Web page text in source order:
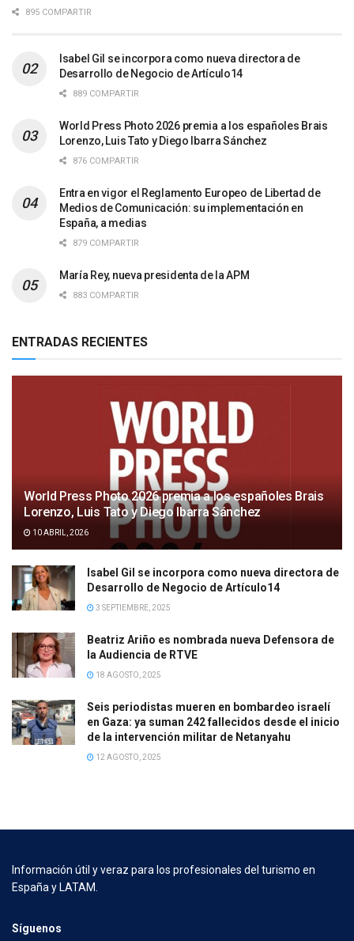
895 COMPARTIR
Isabel Gil se incorpora como nueva directora de
Desarrollo de Negocio de Artículo14
889 COMPARTIR
World Press Photo 2026 premia a los españoles Brais
Lorenzo, Luis Tato y Diego Ibarra Sánchez
876 COMPARTIR
Entra en vigor el Reglamento Europeo de Libertad de
Medios de Comunicación: su implementación en
España, a medias
879 COMPARTIR
María Rey, nueva presidenta de la APM
883 COMPARTIR
ENTRADAS RECIENTES
World Press Photo 2026 premia a los españoles Brais
Lorenzo, Luis Tato y Diego Ibarra Sánchez
10 ABRIL, 2026
Isabel Gil se incorpora como nueva directora de
Desarrollo de Negocio de Artículo14
3 SEPTIEMBRE, 2025
Beatriz Ariño es nombrada nueva Defensora de
la Audiencia de RTVE
18 AGOSTO, 2025
Seis periodistas mueren en bombardeo israelí
en Gaza: ya suman 242 fallecidos desde el inicio
de la intervención militar de Netanyahu
12 AGOSTO, 2025
Información útil y veraz para los profesionales del turismo en
España y LATAM.
Síguenos